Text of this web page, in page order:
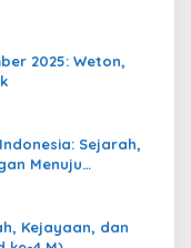
2025: Weton,
Sejarah,
Menuju
Kejayaan, dan